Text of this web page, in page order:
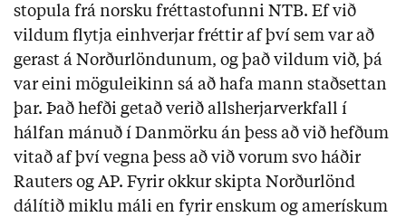
stopula frá norsku fréttastofunni NTB. Ef við
vildum flytja einhverjar fréttir af því sem var að
gerast á Norðurlöndunum, og það vildum við, þá
var eini möguleikinn sá að hafa mann staðsettan
þar. Það hefði getað verið allsherjarverkfall í
hálfan mánuð í Danmörku án þess að við hefðum
vitað af því vegna þess að við vorum svo háðir
Rauters og AP. Fyrir okkur skipta Norðurlönd
dálítið miklu máli en fyrir enskum og amerískum